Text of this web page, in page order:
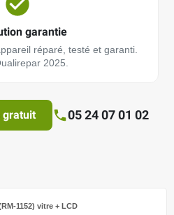
garantie
réparé, testé et garanti.
2025.
gratuit 05 24 07 01 02
1152) vitre + LCD